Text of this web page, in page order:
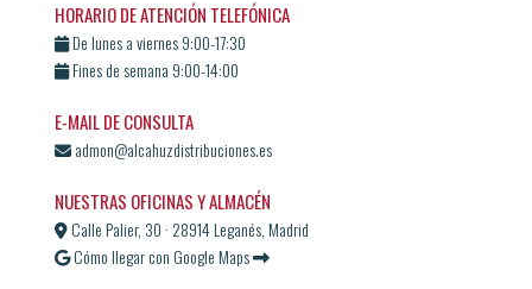
HORARIO DE ATENCIÓN TELEFÓNICA
De lunes a viernes 9:00-17:30
Fines de semana 9:00-14:00
E-MAIL DE CONSULTA
admon@alcahuzdistribuciones.es
NUESTRAS OFICINAS Y ALMACÉN
Calle Palier, 30 · 28914 Leganés, Madrid
Cómo llegar con Google Maps